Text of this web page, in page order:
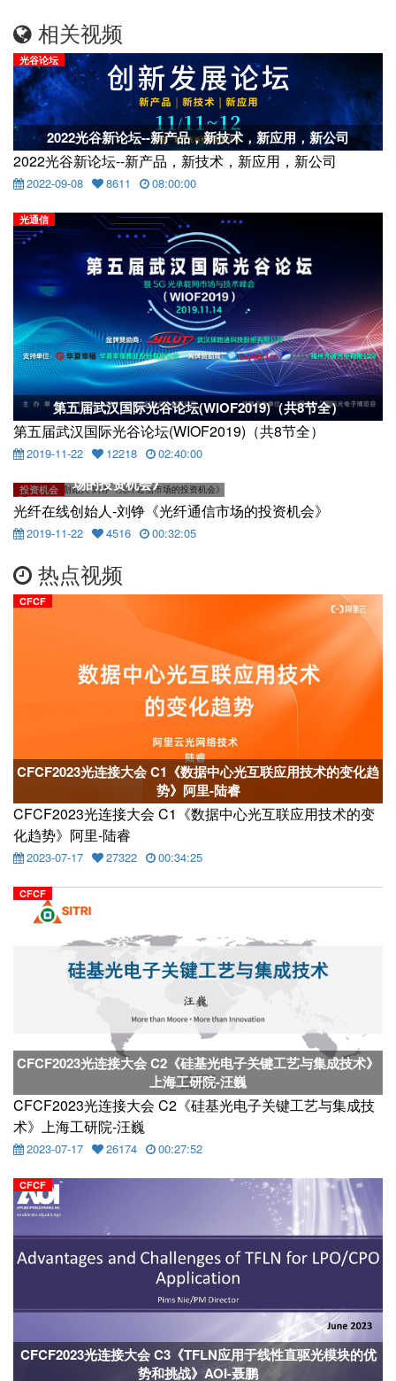
相关视频
光谷论坛
2022光谷新论坛--新产品，新技术，新应用，新公司
2022光谷新论坛--新产品，新技术，新应用，新公司
2022-09-08 8611 08:00:00
光通信
第五届武汉国际光谷论坛(WIOF2019)（共8节全）
第五届武汉国际光谷论坛(WIOF2019)（共8节全）
2019-11-22 12218 02:40:00
投资机会
光纤在线创始人-刘铮《光纤通信市
场的投资机会》
光纤在线创始人-刘铮《光纤通信市场的投资机会》
2019-11-22 4516 00:32:05
热点视频
CFCF
CFCF2023光连接大会 C1《数据中心光互联应用技术的变化趋
势》阿里-陆睿
CFCF2023光连接大会 C1《数据中心光互联应用技术的变
化趋势》阿里-陆睿
2023-07-17 27322 00:34:25
CFCF
CFCF2023光连接大会 C2《硅基光电子关键工艺与集成技术》
上海工研院-汪巍
CFCF2023光连接大会 C2《硅基光电子关键工艺与集成技
术》上海工研院-汪巍
2023-07-17 26174 00:27:52
CFCF
CFCF2023光连接大会 C3《TFLN应用于线性直驱光模块的优
势和挑战》AOI-聂鹏